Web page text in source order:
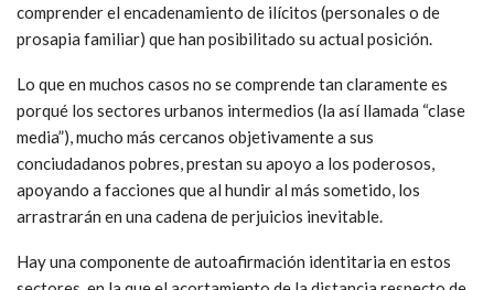
comprender el encadenamiento de ilícitos (personales o de
prosapia familiar) que han posibilitado su actual posición.
Lo que en muchos casos no se comprende tan claramente es
porqué los sectores urbanos intermedios (la así llamada “clase
media”), mucho más cercanos objetivamente a sus
conciudadanos pobres, prestan su apoyo a los poderosos,
apoyando a facciones que al hundir al más sometido, los
arrastrarán en una cadena de perjuicios inevitable.
Hay una componente de autoafirmación identitaria en estos